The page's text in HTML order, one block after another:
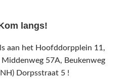
langs!
aan het Hoofddorpplein 11,
57A, Beukenweg
Dorpsstraat 5 !